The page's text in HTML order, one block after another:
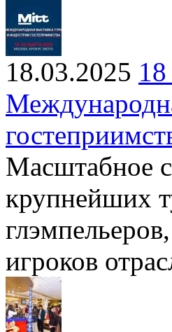
18.03.2025
Масштабное
крупнейших
игроков